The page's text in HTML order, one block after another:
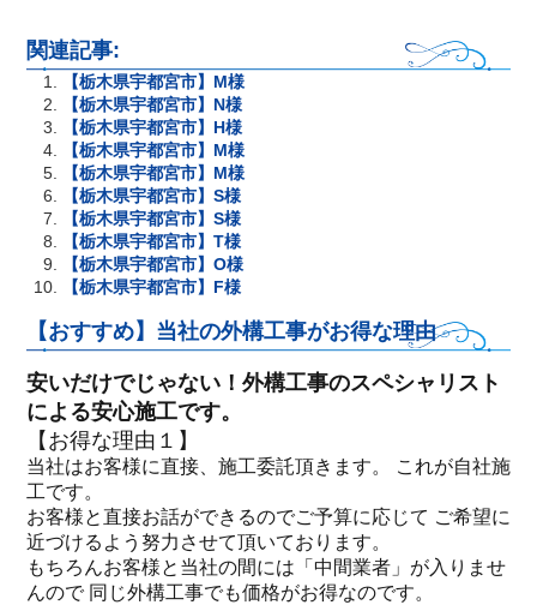
関連記事:
【栃木県宇都宮市】M様
【栃木県宇都宮市】N様
【栃木県宇都宮市】H様
【栃木県宇都宮市】M様
【栃木県宇都宮市】M様
【栃木県宇都宮市】S様
【栃木県宇都宮市】S様
【栃木県宇都宮市】T様
【栃木県宇都宮市】O様
【栃木県宇都宮市】F様
【おすすめ】当社の外構工事がお得な理由
安いだけでじゃない！外構工事のスペシャリスト
による安心施工です。
【お得な理由１】
当社はお客様に直接、施工委託頂きます。 これが自社施
工です。
お客様と直接お話ができるのでご予算に応じて ご希望に
近づけるよう努力させて頂いております。
もちろんお客様と当社の間には「中間業者」が入りませ
んので 同じ外構工事でも価格がお得なのです。